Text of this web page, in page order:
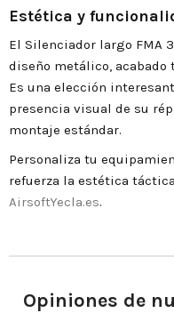
Estética y
El Silenciador largo FMA
diseño metálico,
Es una elección
presencia visual de su
montaje estándar.
Personaliza tu
refuerza la estética
AirsoftYecla.es.
Opiniones de